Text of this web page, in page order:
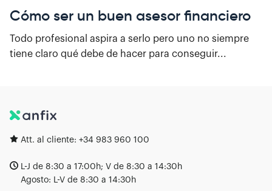
Cómo ser un buen asesor financiero
Todo profesional aspira a serlo pero uno no siempre
tiene claro qué debe de hacer para conseguir...
Att. al cliente: +34 983 960 100
L-J de 8:30 a 17:00h; V de 8:30 a 14:30h
Agosto: L-V de 8:30 a 14:30h